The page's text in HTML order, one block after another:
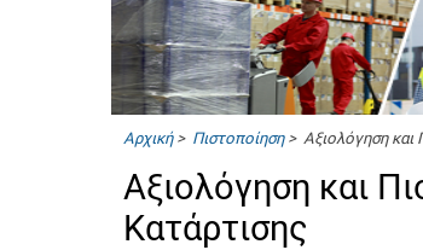
Αρχική> Πιστοποίηση> Αξιολόγηση και
Αξιολόγηση και
Κατάρτισης